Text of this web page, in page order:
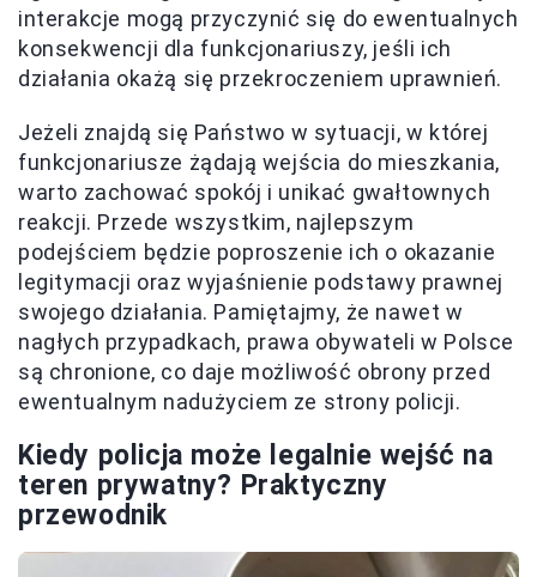
interakcje mogą przyczynić się do ewentualnych
konsekwencji dla funkcjonariuszy, jeśli ich
działania okażą się przekroczeniem uprawnień.
Jeżeli znajdą się Państwo w sytuacji, w której
funkcjonariusze żądają wejścia do mieszkania,
warto zachować spokój i unikać gwałtownych
reakcji. Przede wszystkim, najlepszym
podejściem będzie poproszenie ich o okazanie
legitymacji oraz wyjaśnienie podstawy prawnej
swojego działania. Pamiętajmy, że nawet w
nagłych przypadkach, prawa obywateli w Polsce
są chronione, co daje możliwość obrony przed
ewentualnym nadużyciem ze strony policji.
Kiedy policja może legalnie wejść na
teren prywatny? Praktyczny
przewodnik